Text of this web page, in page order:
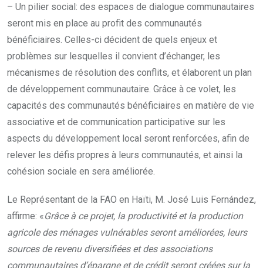
– Un pilier social: des espaces de dialogue communautaires
seront mis en place au profit des communautés
bénéficiaires. Celles-ci décident de quels enjeux et
problèmes sur lesquelles il convient d’échanger, les
mécanismes de résolution des conflits, et élaborent un plan
de développement communautaire. Grâce à ce volet, les
capacités des communautés bénéficiaires en matière de vie
associative et de communication participative sur les
aspects du développement local seront renforcées, afin de
relever les défis propres à leurs communautés, et ainsi la
cohésion sociale en sera améliorée.
Le Représentant de la FAO en Haïti, M. José Luis Fernández,
affirme: «Grâce à ce projet, la productivité et la production
agricole des ménages vulnérables seront améliorées, leurs
sources de revenu diversifiées et des associations
communautaires d’épargne et de crédit seront créées sur la